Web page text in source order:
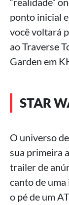
ponto inicial
você voltará
ao Traverse
Garden em
STAR
O universo de
sua primeira
trailer de
canto de
o pé de um